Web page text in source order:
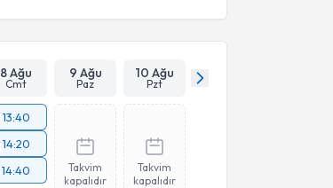
8 Ağu
Cmt
9 Ağu
Paz
10 Ağu
Pzt
13:40
14:20
14:40
Takvim
kapalıdır
Takvim
kapalıdır